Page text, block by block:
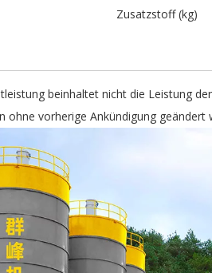
Zusatzstoff (kg)
beinhaltet nicht die Leistung
ohne vorherige Ankündigung geändert